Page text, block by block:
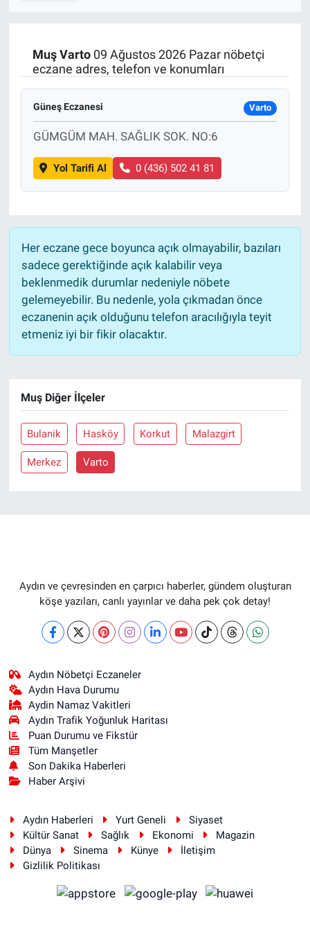
Muş Varto09 Ağustos 2026 Pazar nöbetçi
eczane adres, telefon ve konumları
Güneş Eczanesi Varto
GÜMGÜM MAH. SAĞLIK SOK. NO:6
Yol Tarifi Al 0 (436) 502 41 81
Her eczane gece boyunca açık olmayabilir, bazıları
sadece gerektiğinde açık kalabilir veya
beklenmedik durumlar nedeniyle nöbete
gelemeyebilir. Bu nedenle, yola çıkmadan önce
eczanenin açık olduğunu telefon aracılığıyla teyit
etmeniz iyi bir fikir olacaktır.
Muş Diğer İlçeler
Bulanik Hasköy Korkut Malazgirt
Merkez Varto
Aydın ve çevresinden en çarpıcı haberler, gündem oluşturan
köşe yazıları, canlı yayınlar ve daha pek çok detay!
Aydın Nöbetçi Eczaneler
Aydın Hava Durumu
Aydin Namaz Vakitleri
Aydın Trafik Yoğunluk Haritası
Puan Durumu ve Fikstür
Tüm Manşetler
Son Dakika Haberleri
Haber Arşivi
Aydın Haberleri Yurt Geneli
Siyaset
Kültür Sanat
Sağlık Ekonomi
Magazin
Dünya
Sinema Künye
İletişim
Gizlilik Politikası
RESMİ İLANLAR